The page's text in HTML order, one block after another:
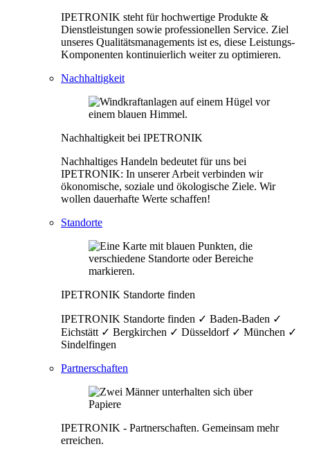
IPETRONIK steht für hochwertige Produkte &
Dienstleistungen sowie professionellen Service. Ziel
unseres Qualitätsmanagements ist es, diese Leistungs-
Komponenten kontinuierlich weiter zu optimieren.
Nachhaltigkeit
Nachhaltigkeit bei IPETRONIK
Nachhaltiges Handeln bedeutet für uns bei
IPETRONIK: In unserer Arbeit verbinden wir
ökonomische, soziale und ökologische Ziele. Wir
wollen dauerhafte Werte schaffen!
Standorte
IPETRONIK Standorte finden
IPETRONIK Standorte finden ✓ Baden-Baden ✓
Eichstätt ✓ Bergkirchen ✓ Düsseldorf ✓ München ✓
Sindelfingen
Partnerschaften
IPETRONIK - Partnerschaften. Gemeinsam mehr
erreichen.